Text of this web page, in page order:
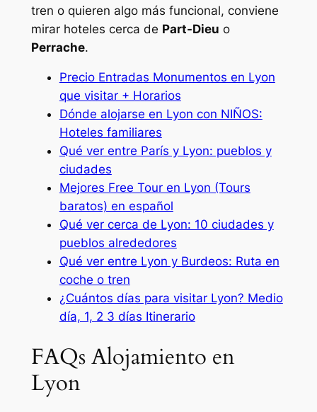
tren o quieren algo más funcional, conviene
mirar hoteles cerca de Part-Dieu o
Perrache.
Precio Entradas Monumentos en Lyon
que visitar + Horarios
Dónde alojarse en Lyon con NIÑOS:
Hoteles familiares
Qué ver entre París y Lyon: pueblos y
ciudades
Mejores Free Tour en Lyon (Tours
baratos) en español
Qué ver cerca de Lyon: 10 ciudades y
pueblos alrededores
Qué ver entre Lyon y Burdeos: Ruta en
coche o tren
¿Cuántos días para visitar Lyon? Medio
día, 1, 2 3 días Itinerario
FAQs Alojamiento en
Lyon